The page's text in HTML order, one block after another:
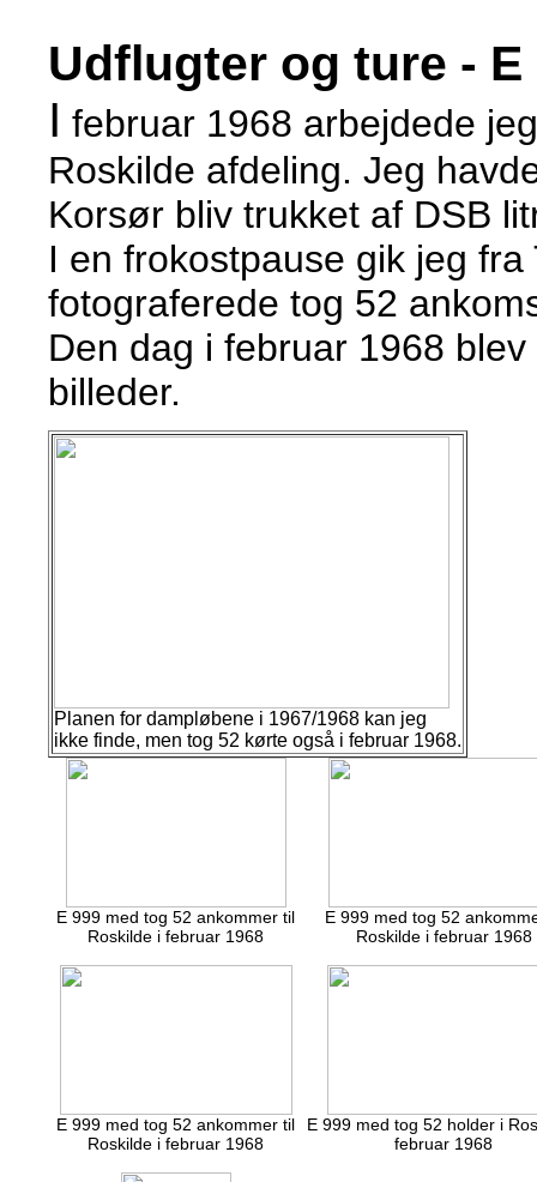
Udflugter og ture -
I februar 1968 arbejdede
Roskilde afdeling. Jeg
Korsør bliv trukket af DSB
I en frokostpause gik jeg
fotograferede tog 52
Den dag i februar 1968
billeder.
Planen for dampløbene i 1967/1968 kan jeg
ikke finde, men tog 52 kørte også i februar 1968.
E 999 med tog 52 ankommer til
Roskilde i februar 1968
E 999 med tog 52
Roskilde i februar 1968
E 999 med tog 52 ankommer til
Roskilde i februar 1968
E 999 med tog 52 holder i
februar 1968